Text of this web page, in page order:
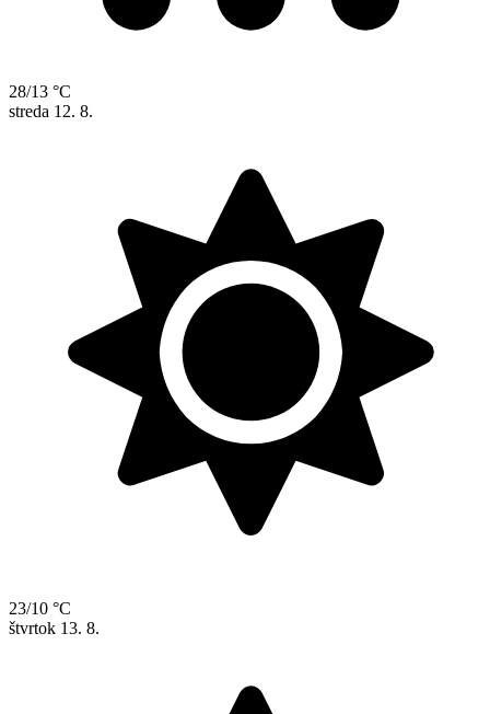
28/13 °C
streda 12. 8.
23/10 °C
štvrtok 13. 8.